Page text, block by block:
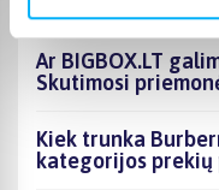
Ar BIGBOX.LT
Skutimosi
Kiek trunka
kategorijos prekių